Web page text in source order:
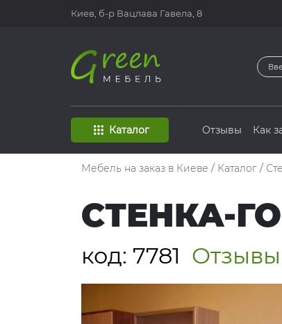
Киев, б-р Вацлава Гавела, 8
Каталог Отзывы Как
Мебель на заказ в Киеве / Каталог /
СТЕНКА-
код: 7781 Отзывы